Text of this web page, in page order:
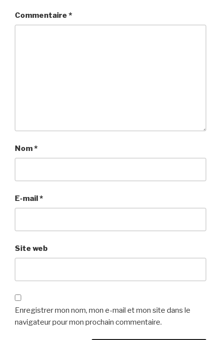
Commentaire *
Nom*
E-mail*
Site web
Enregistrer mon nom, mon e-mail et mon site dans le
navigateur pour mon prochain commentaire.